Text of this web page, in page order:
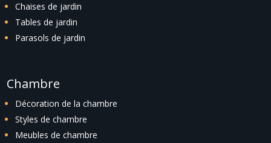
Chaises de jardin
Tables de jardin
Parasols de jardin
Chambre
Décoration de la chambre
Styles de chambre
Meubles de chambre